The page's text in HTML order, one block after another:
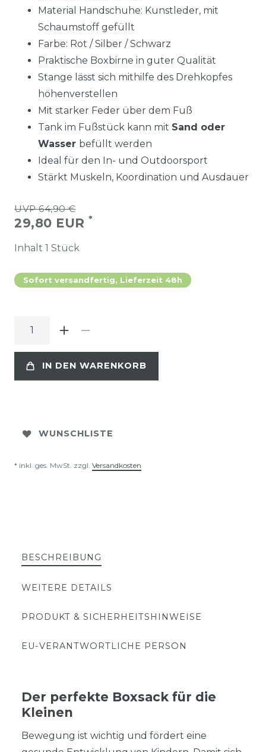
Material Handschuhe: Kunstleder, mit
Schaumstoff gefüllt
Farbe: Rot / Silber / Schwarz
Praktische Boxbirne in guter Qualität
Stange lässt sich mithilfe des Drehkopfes
höhenverstellen
Mit starker Feder über dem Fuß
Tank im Fußstück kann mit Sand oder
Wasser befüllt werden
Ideal für den In- und Outdoorsport
Stärkt Muskeln, Koordination und Ausdauer
UVP 64,90 €
29,80 EUR *
Inhalt 1 Stück
Sofort versandfertig, Lieferzeit 48h
IN DEN WARENKORB
WUNSCHLISTE
* inkl. ges. MwSt. zzgl. Versandkosten
BESCHREIBUNG
WEITERE DETAILS
PRODUKT & SICHERHEITSHINWEISE
EU-VERANTWORTLICHE PERSON
Der perfekte Boxsack für die
Kleinen
Bewegung ist wichtig und fördert eine